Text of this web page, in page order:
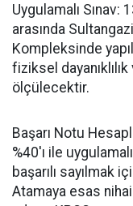
​Uygulamalı
arasında
Kompleksinde
fiziksel
ölçülecektir.
​Başarı Notu
%40'ı ile
başarılı sayılmak
Atamaya esas nihai